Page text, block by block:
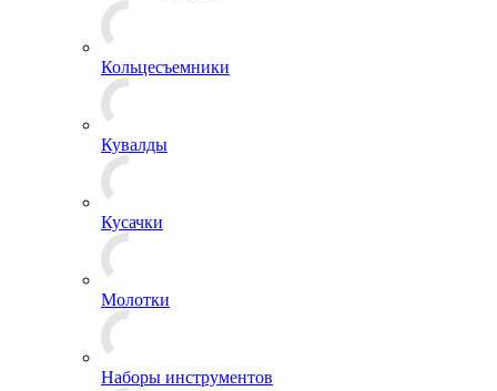
Кольцесъемники
Кувалды
Кусачки
Молотки
Наборы инструментов